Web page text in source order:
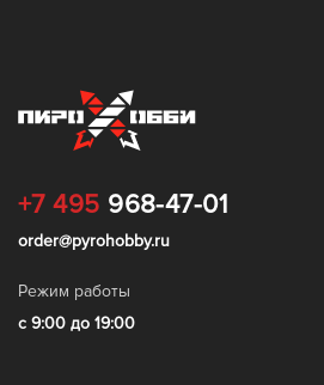
+7 495 968-47-01
order@pyrohobby.ru
Режим работы
с 9:00 до 19:00